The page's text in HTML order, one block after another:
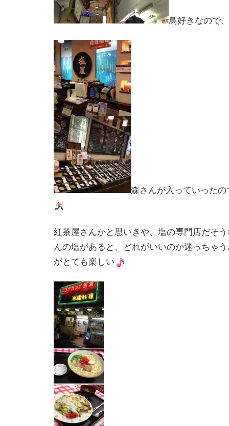
鳥好きなので
森さんが入っていった
紅茶屋さんかと思いきや、塩の専門店だそ
んの塩があると、どれがいいのか迷っちゃ
がとても楽しい